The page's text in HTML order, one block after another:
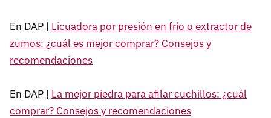
En DAP | Licuadora por presión en frío o extractor de
zumos: ¿cuál es mejor comprar? Consejos y
recomendaciones
En DAP | La mejor piedra para afilar cuchillos: ¿cuál
comprar? Consejos y recomendaciones